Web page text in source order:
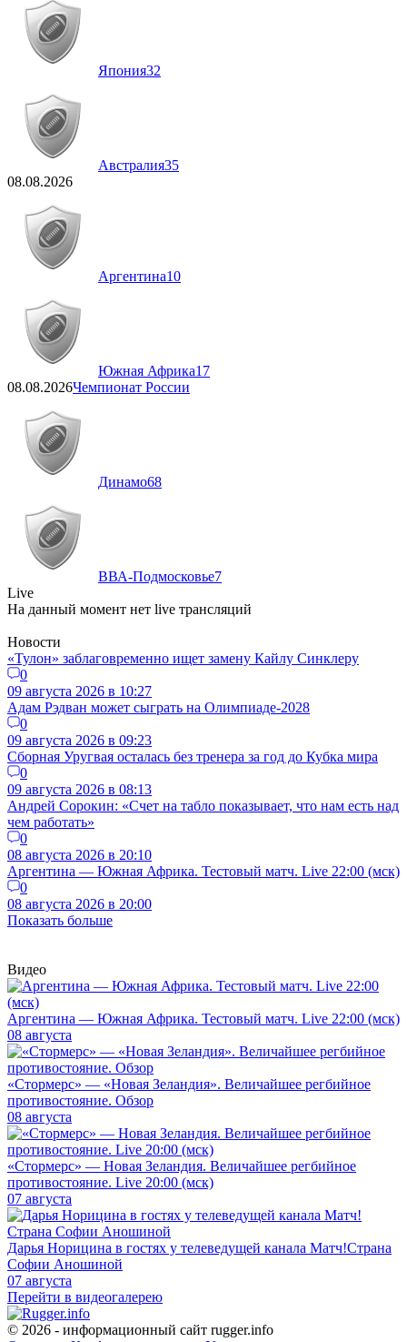
Япония32
Австралия35
08.08.2026
Аргентина10
Южная Африка17
08.08.2026Чемпионат России
Динамо68
ВВА-Подмосковье7
Live
На данный момент нет live трансляций
Новости
«Тулон» заблаговременно ищет замену Кайлу Синклеру
0
09 августа 2026 в 10:27
Адам Рэдван может сыграть на Олимпиаде-2028
0
09 августа 2026 в 09:23
Сборная Уругвая осталась без тренера за год до Кубка мира
0
09 августа 2026 в 08:13
Андрей Сорокин: «Счет на табло показывает, что нам есть над
чем работать»
0
08 августа 2026 в 20:10
Аргентина — Южная Африка. Тестовый матч. Live 22:00 (мск)
0
08 августа 2026 в 20:00
Показать больше
Видео
Аргентина — Южная Африка. Тестовый матч. Live 22:00 (мск)
08 августа
«Стормерс» — «Новая Зеландия». Величайшее регбийное
противостояние. Обзор
08 августа
«Стормерс» — Новая Зеландия. Величайшее регбийное
противостояние. Live 20:00 (мск)
07 августа
Дарья Норицина в гостях у телеведущей канала Матч!Страна
Софии Аношиной
07 августа
Перейти в видеогалерею
© 2026 - информационный сайт rugger.info